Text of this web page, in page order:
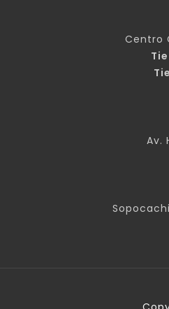
Centro
Av.